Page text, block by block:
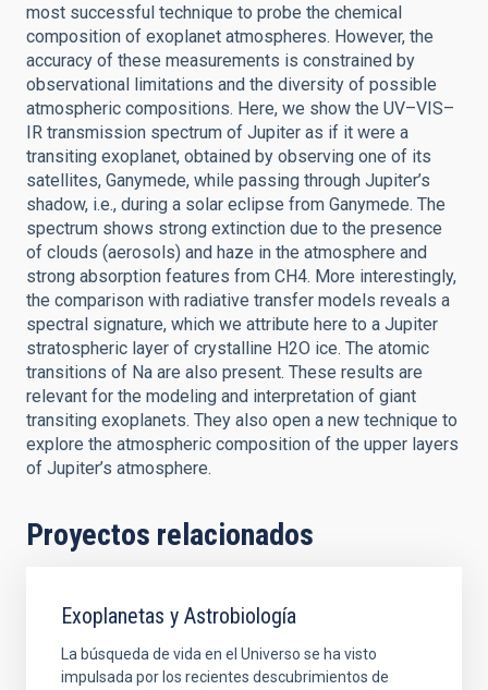
most successful technique to probe the chemical
composition of exoplanet atmospheres. However, the
accuracy of these measurements is constrained by
observational limitations and the diversity of possible
atmospheric compositions. Here, we show the UV–VIS–
IR transmission spectrum of Jupiter as if it were a
transiting exoplanet, obtained by observing one of its
satellites, Ganymede, while passing through Jupiter’s
shadow, i.e., during a solar eclipse from Ganymede. The
spectrum shows strong extinction due to the presence
of clouds (aerosols) and haze in the atmosphere and
strong absorption features from CH4. More interestingly,
the comparison with radiative transfer models reveals a
spectral signature, which we attribute here to a Jupiter
stratospheric layer of crystalline H2O ice. The atomic
transitions of Na are also present. These results are
relevant for the modeling and interpretation of giant
transiting exoplanets. They also open a new technique to
explore the atmospheric composition of the upper layers
of Jupiter’s atmosphere.
Proyectos relacionados
Exoplanetas y Astrobiología
La búsqueda de vida en el Universo se ha visto
impulsada por los recientes descubrimientos de